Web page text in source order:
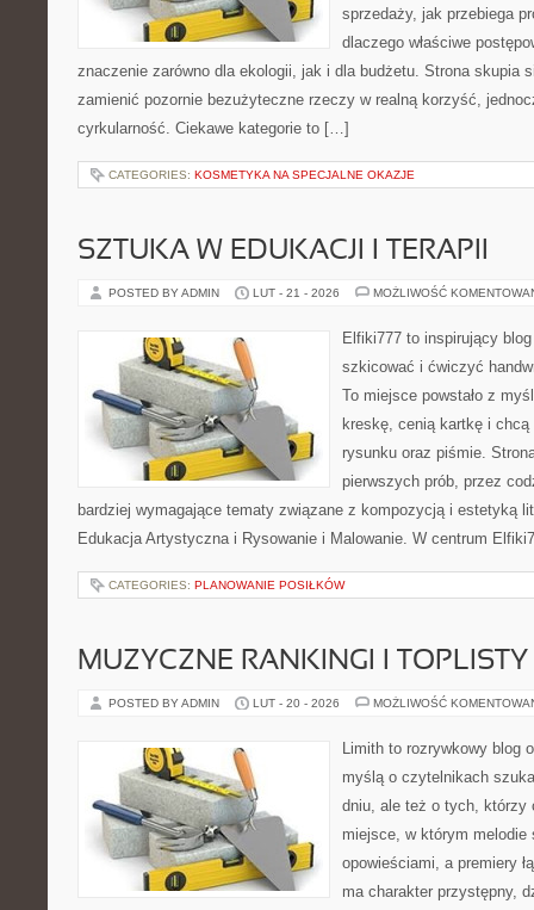
sprzedaży, jak przebiega
dlaczego właściwe
znaczenie zarówno dla ekologii, jak i dla budżetu. Strona skupia
zamienić pozornie bezużyteczne rzeczy w realną korzyść,
cyrkularność. Ciekawe kategorie to […]
CATEGORIES: KOSMETYKA NA SPECJALNE OKAZJE
SZTUKA W EDUKACJI I TERAPII
POSTED BY ADMIN LUT - 21 - 2026 MOŻLIWOŚĆ
Elfiki777 to inspirujący
szkicować i ćwiczyć
To miejsce powstało z
kreskę, cenią kartkę i chcą
rysunku oraz piśmie.
pierwszych prób, przez
bardziej wymagające tematy związane z kompozycją i estetyką
Edukacja Artystyczna i Rysowanie i Malowanie. W centrum
CATEGORIES: PLANOWANIE POSIŁKÓW
MUZYCZNE RANKINGI I TOPLISTY
POSTED BY ADMIN LUT - 20 - 2026 MOŻLIWOŚĆ
Limith to rozrywkowy blog
myślą o czytelnikach
dniu, ale też o tych, którzy
miejsce, w którym melodie
opowieściami, a premiery
ma charakter przystępny,